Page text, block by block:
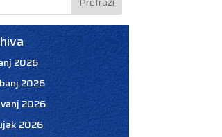
2026
2026
2026
2026